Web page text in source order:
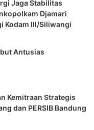
Jaga Stabilitas
Djamari
Kodam III/Siliwangi
Antusias
Kemitraan Strategis
dan PERSIB Bandung